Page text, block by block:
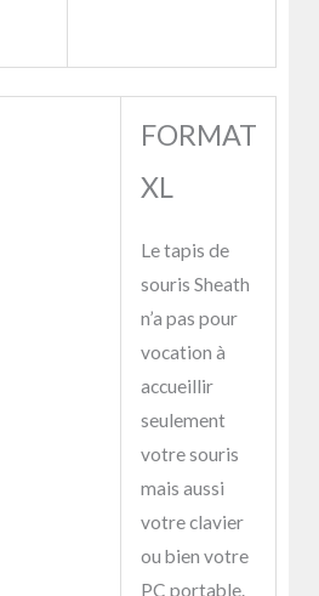
FORMAT
XL
Le tapis de
souris Sheath
n’a pas pour
vocation à
accueillir
seulement
votre souris
mais aussi
votre clavier
ou bien votre
PC portable.